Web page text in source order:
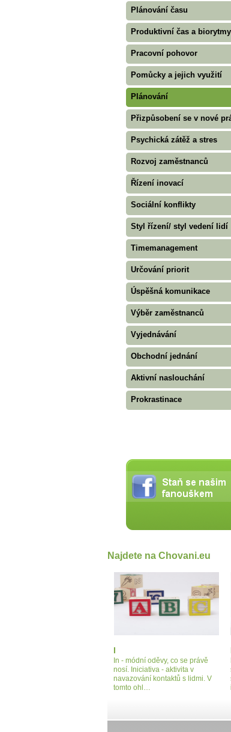
Plánování času
Produktivní čas a biorytmy
Pracovní pohovor
Pomůcky a jejich využití
Plánování
Přizpůsobení se v nové
Psychická zátěž a stres
Rozvoj zaměstnanců
Řízení inovací
Sociální konflikty
Styl řízení/ styl vedení lidí
Timemanagement
Určování priorit
Úspěšná komunikace
Výběr zaměstnanců
Vyjednávání
Obchodní jednání
Aktivní naslouchání
Prokrastinace
Najdete na Chovani.eu
I
In - módní oděvy, co se právě
nosí. Iniciativa - aktivita v
navazování kontaktů s lidmi. V
tomto ohl…